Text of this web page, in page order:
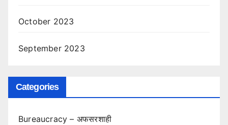
October 2023
September 2023
Categories
Bureaucracy – अफसरशाही